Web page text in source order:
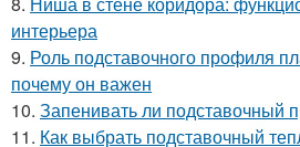
интерьера
9. Роль подставочного профиля
почему он важен
10. Запенивать ли подставочный
11. Как выбрать подставочный